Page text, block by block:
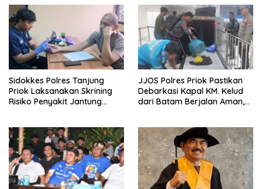
Sidokkes Polres Tanjung
Priok Laksanakan Skrining
Risiko Penyakit Jantung
JJOS Polres Priok Pastikan
Debarkasi Kapal KM. Kelud
dari Batam Berjalan Aman,